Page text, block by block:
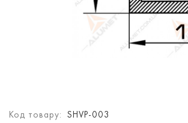
Код товару: SHVP-003